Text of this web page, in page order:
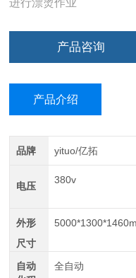
进行漂烫作业
产品咨询
产品介绍
品牌 yituo/亿拓
电压
380v
外形
尺寸
自动
全自动